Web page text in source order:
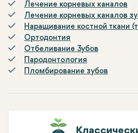
Лечение корневых каналов
Лечение корневых каналов
Наращивание костной ткани
Ортодонтия
Отбеливание Зубов
Пародонтология
Пломбирование зубов